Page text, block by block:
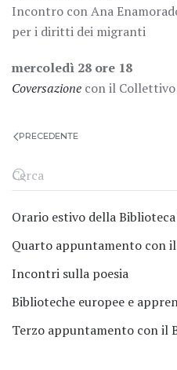
Incontro con Ana
per i diritti dei migranti
mercoledì 28 ore 18
Coversazione con il Collettivo
PRECEDENTE
Orario estivo della
Quarto appuntamento con il
Incontri sulla poesia
Biblioteche europee e
Terzo appuntamento con il